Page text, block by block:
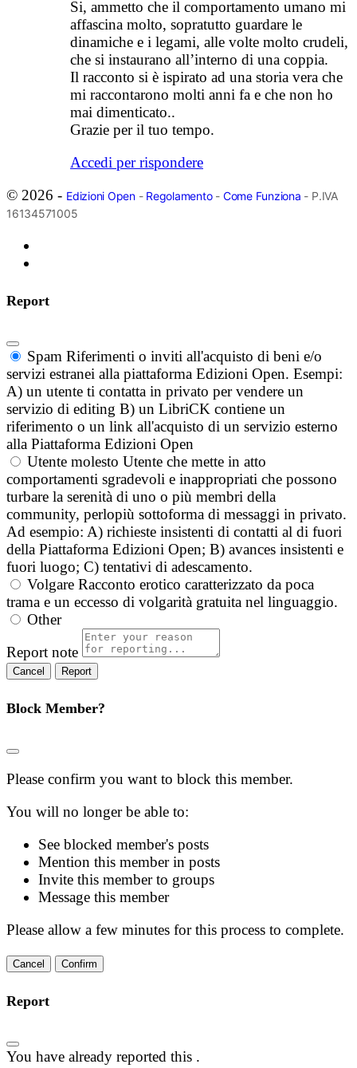
Si, ammetto che il comportamento umano mi
affascina molto, sopratutto guardare le
dinamiche e i legami, alle volte molto crudeli,
che si instaurano all’interno di una coppia.
Il racconto si è ispirato ad una storia vera che
mi raccontarono molti anni fa e che non ho
mai dimenticato..
Grazie per il tuo tempo.
Accedi per rispondere
© 2026 - Edizioni Open- Regolamento- Come Funziona - P.IVA
16134571005
Report
Spam Riferimenti o inviti all'acquisto di beni e/o
servizi estranei alla piattaforma Edizioni Open. Esempi:
A) un utente ti contatta in privato per vendere un
servizio di editing B) un LibriCK contiene un
riferimento o un link all'acquisto di un servizio esterno
alla Piattaforma Edizioni Open
Utente molesto Utente che mette in atto
comportamenti sgradevoli e inappropriati che possono
turbare la serenità di uno o più membri della
community, perlopiù sottoforma di messaggi in privato.
Ad esempio: A) richieste insistenti di contatti al di fuori
della Piattaforma Edizioni Open; B) avances insistenti e
fuori luogo; C) tentativi di adescamento.
Volgare Racconto erotico caratterizzato da poca
trama e un eccesso di volgarità gratuita nel linguaggio.
Other
Report note
Report
Block Member?
Please confirm you want to block this member.
You will no longer be able to:
See blocked member's posts
Mention this member in posts
Invite this member to groups
Message this member
Please allow a few minutes for this process to complete.
Confirm
Report
You have already reported this .